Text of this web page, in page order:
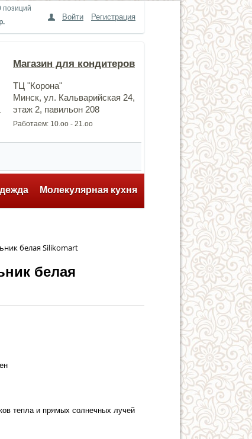
позиций
Войти Регистрация
Магазин для кондитеров
ТЦ "Корона"
Минск, ул. Кальварийская 24,
этаж 2, павильон 208
Работаем: 10.оо - 21.оо
Молекулярная кухня
белая Silikomart
белая
тепла и прямых солнечных лучей